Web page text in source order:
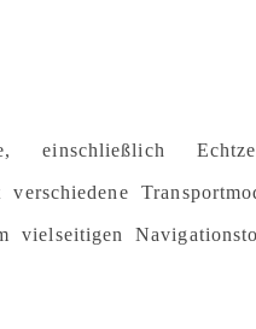
einschließlich
vielseitigen